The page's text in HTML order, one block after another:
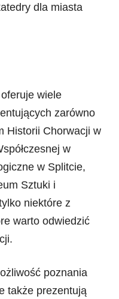
dla miasta
wiele
zarówno
Historii Chorwacji w
w
w Splitcie,
Sztuki i
niektóre z
warto odwiedzić
poznania
także prezentują